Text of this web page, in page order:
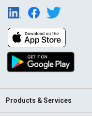
Products & Services